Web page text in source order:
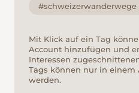
#schweizerwanderwege
Mit Klick auf ein Tag
Account hinzufügen und
Interessen
Tags können nur in einem
werden.